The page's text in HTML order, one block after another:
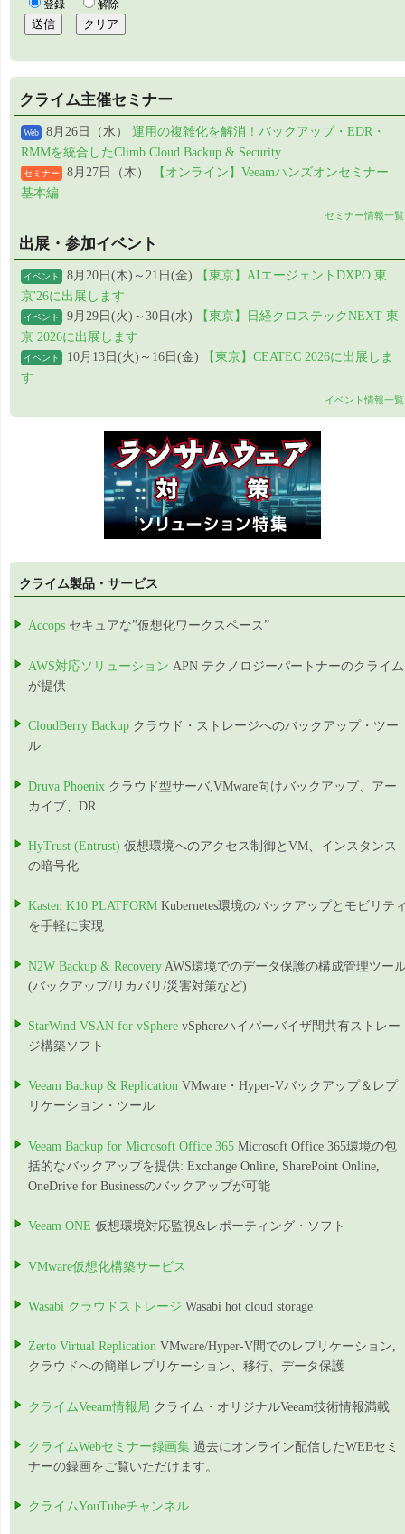
クライム主催セミナー
Web 8月26日（水） 運用の複雑化を解消！バックアップ・EDR・
RMMを統合したClimb Cloud Backup & Security
セミナー 8月27日（木）
【オンライン】Veeamハンズオンセミナー
基本編
セミナー情報一覧
出展・参加イベント
イベント 8月20日(木)～21日(金)
【東京】AIエージェントDXPO 東
京'26に出展します
イベント 9月29日(火)～30日(水)
【東京】日経クロステックNEXT 東
京 2026に出展します
イベント 10月13日(火)～16日(金)
【東京】CEATEC 2026に出展しま
す
イベント情報一覧
クライム製品・サービス
Accops セキュアな”仮想化ワークスペース”
AWS対応ソリューション APN テクノロジーパートナーのクライム
が提供
CloudBerry Backup クラウド・ストレージへのバックアップ・ツー
ル
Druva Phoenix クラウド型サーバ,VMware向けバックアップ、アー
カイブ、DR
HyTrust (Entrust) 仮想環境へのアクセス制御とVM、インスタンス
の暗号化
Kasten K10 PLATFORM Kubernetes環境のバックアップとモビリテ
を手軽に実現
N2W Backup & Recovery AWS環境でのデータ保護の構成管理ツー
(バックアップ/リカバリ/災害対策など)
StarWind VSAN for vSphere vSphereハイパーバイザ間共有ストレー
ジ構築ソフト
Veeam Backup & Replication VMware・Hyper-Vバックアップ＆レプ
リケーション・ツール
Veeam Backup for Microsoft Office 365 Microsoft Office 365環境の包
括的なバックアップを提供: Exchange Online, SharePoint Online,
OneDrive for Businessのバックアップが可能
Veeam ONE 仮想環境対応監視&レポーティング・ソフト
VMware仮想化構築サービス
Wasabi クラウドストレージ Wasabi hot cloud storage
Zerto Virtual Replication VMware/Hyper-V間でのレプリケーション,
クラウドへの簡単レプリケーション、移行、データ保護
クライムVeeam情報局 クライム・オリジナルVeeam技術情報満載
クライムWebセミナー録画集 過去にオンライン配信したWEBセミ
ナーの録画をご覧いただけます。
クライムYouTubeチャンネル